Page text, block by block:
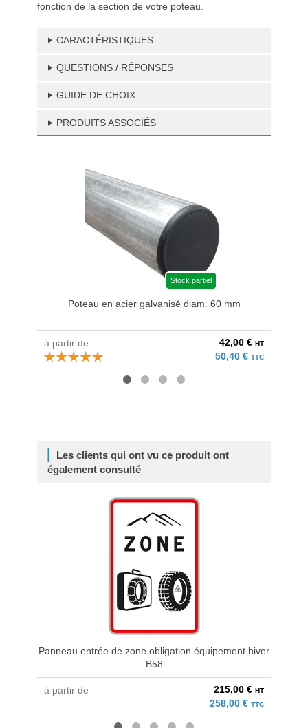
fonction de la section de votre poteau.
CARACTÉRISTIQUES
QUESTIONS / RÉPONSES
GUIDE DE CHOIX
PRODUITS ASSOCIÉS
Stock partiel
Poteau en acier galvanisé diam. 60 mm
à partir de 42,00 € HT
50,40 € TTC
Les clients qui ont vu ce produit ont
également consulté
Panneau entrée de zone obligation équipement hiver
B58
à partir de 215,00 € HT
258,00 € TTC